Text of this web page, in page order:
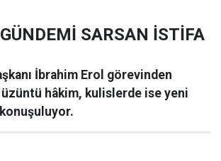
SARSAN İSTİFA
İbrahim Erol görevinden
üzüntü hâkim, kulislerde ise yeni